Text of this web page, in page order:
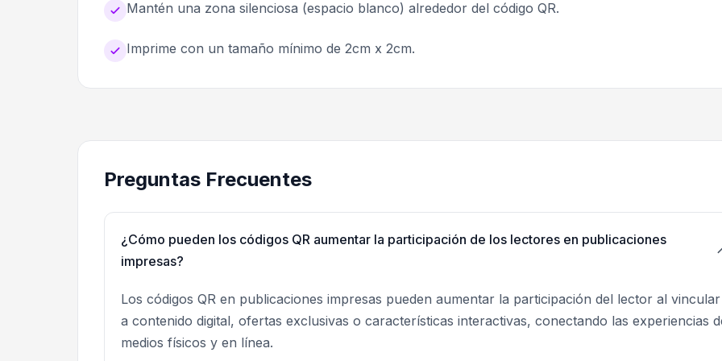
Mantén una zona silenciosa (espacio blanco) alrededor del código QR.
Imprime con un tamaño mínimo de 2cm x 2cm.
Preguntas Frecuentes
¿Cómo pueden los códigos QR aumentar la participación de los lectores en publicaciones
impresas?
Los códigos QR en publicaciones impresas pueden aumentar la participación del lector al vincular
a contenido digital, ofertas exclusivas o características interactivas, conectando las experiencias
medios físicos y en línea.